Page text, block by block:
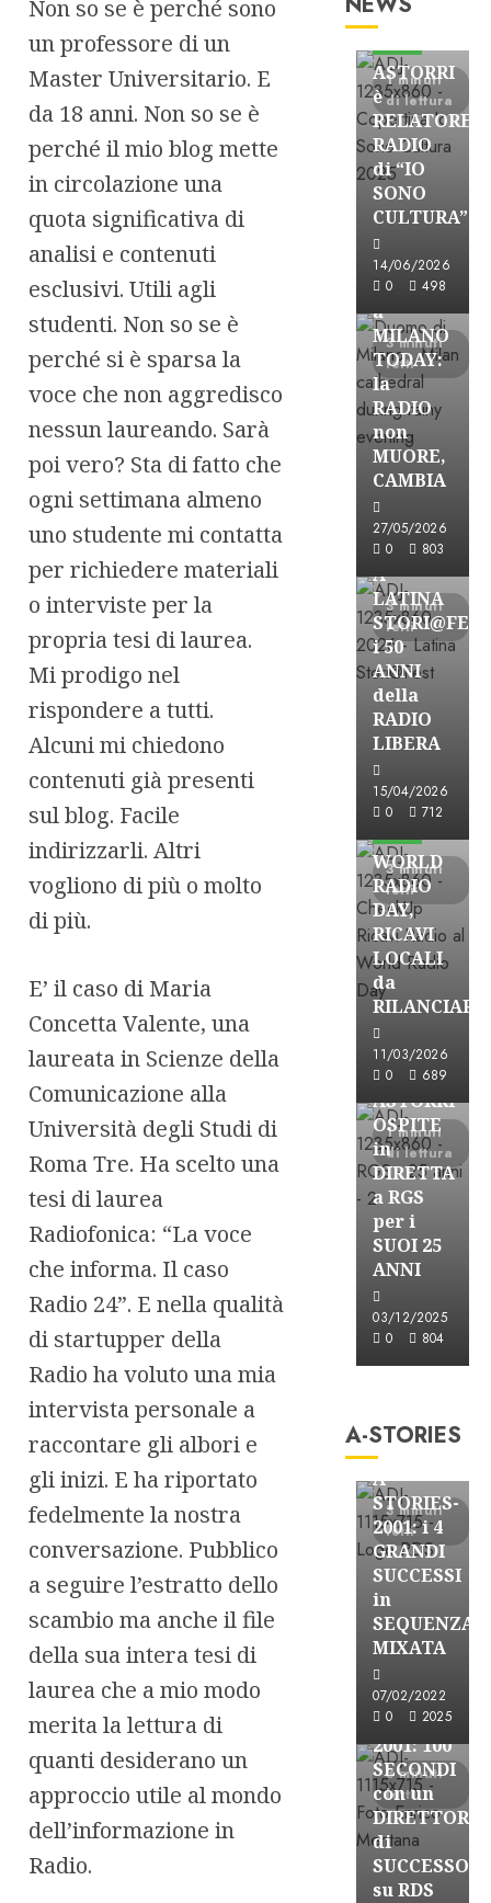
Non so se è perché sono
un professore di un
Master Universitario. E
da 18 anni. Non so se è
perché il mio blog mette
in circolazione una
quota significativa di
analisi e contenuti
esclusivi. Utili agli
studenti. Non so se è
perché si è sparsa la
voce che non aggredisco
nessun laureando. Sarà
poi vero? Sta di fatto che
ogni settimana almeno
uno studente mi contatta
per richiedere materiali
o interviste per la
propria tesi di laurea.
Mi prodigo nel
rispondere a tutti.
Alcuni mi chiedono
contenuti già presenti
sul blog. Facile
indirizzarli. Altri
vogliono di più o molto
di più.
E’ il caso di Maria
Concetta Valente, una
laureata in Scienze della
Comunicazione alla
Università degli Studi di
Roma Tre. Ha scelto una
tesi di laurea
Radiofonica: “La voce
che informa. Il caso
Radio 24”. E nella qualità
di startupper della
Radio ha voluto una mia
intervista personale a
raccontare gli albori e
gli inizi. E ha riportato
fedelmente la nostra
conversazione. Pubblico
a seguire l’estratto dello
scambio ma anche il file
della sua intera tesi di
laurea che a mio modo
merita la lettura di
quanti desiderano un
approccio utile al mondo
dell’informazione in
Radio.
1 minuti
di lettura
Astorri News
ASTORRI
è
RELATORE
RADIO
di “IO
SONO
CULTURA”
14/06/2026
0
498
3 minuti
letti
FREE
ASTORRI
a
MILANO
TODAY:
la
RADIO
non
MUORE,
CAMBIA
27/05/2026
0
803
3 minuti
letti
Astorri News
FREE
A
LATINA
i 50
ANNI
della
RADIO
LIBERA
15/04/2026
0
712
3 minuti
letti
Astorri News
WORLD
RADIO
DAY,
RICAVI
LOCALI
da
RILANCIARE
11/03/2026
0
689
1 minuti
di lettura
Astorri News
FREE
ASTORRI
OSPITE
in
DIRETTA
a RGS
per i
SUOI 25
ANNI
03/12/2025
0
804
A-STORIES
3 minuti
letti
Formazione
A-
STORIES-
2001: i 4
GRANDI
SUCCESSI
in
SEQUENZA
MIXATA
07/02/2022
0
2025
3 minuti
letti
A-Stories
Formazione
A-
STORIES-
2001: 100
SECONDI
con un
DIRETTORE
di
SUCCESSO
su RDS